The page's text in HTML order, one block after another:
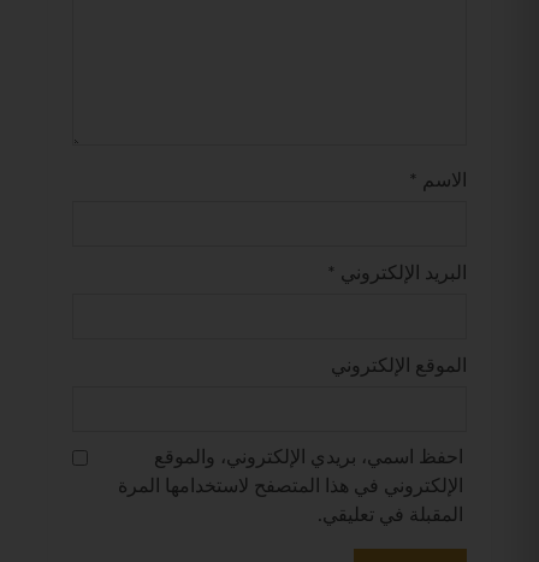
الاسم *
البريد الإلكتروني *
الموقع الإلكتروني
احفظ اسمي، بريدي الإلكتروني، والموقع
الإلكتروني في هذا المتصفح لاستخدامها المرة
المقبلة في تعليقي.